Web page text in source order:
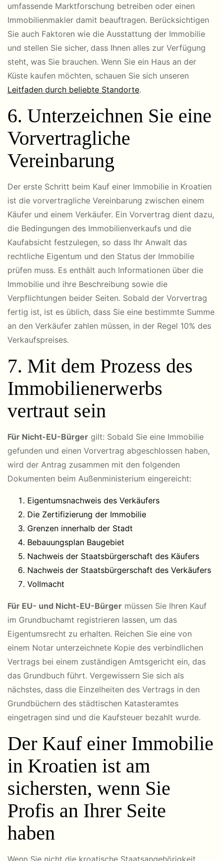
umfassende Marktforschung betreiben oder einen
Immobilienmakler damit beauftragen. Berücksichtigen
Sie auch Faktoren wie die Ausstattung der Immobilie
und stellen Sie sicher, dass Ihnen alles zur Verfügung
steht, was Sie brauchen. Wenn Sie ein Haus an der
Küste kaufen möchten, schauen Sie sich unseren
Leitfaden durch beliebte Standorte.
6. Unterzeichnen Sie eine
Vorvertragliche
Vereinbarung
Der erste Schritt beim Kauf einer Immobilie in Kroatien
ist die vorvertragliche Vereinbarung zwischen einem
Käufer und einem Verkäufer. Ein Vorvertrag dient dazu,
die Bedingungen des Immobilienverkaufs und die
Kaufabsicht festzulegen, so dass Ihr Anwalt das
rechtliche Eigentum und den Status der Immobilie
prüfen muss. Es enthält auch Informationen über die
Immobilie und ihre Beschreibung sowie die
Verpflichtungen beider Seiten. Sobald der Vorvertrag
fertig ist, ist es üblich, dass Sie eine bestimmte Summe
an den Verkäufer zahlen müssen, in der Regel 10% des
Verkaufspreises.
7. Mit dem Prozess des
Immobilienerwerbs
vertraut sein
Für Nicht-EU-Bürger gilt: Sobald Sie eine Immobilie
gefunden und einen Vorvertrag abgeschlossen haben,
wird der Antrag zusammen mit den folgenden
Dokumenten beim Außenministerium eingereicht:
Eigentumsnachweis des Verkäufers
Die Zertifizierung der Immobilie
Grenzen innerhalb der Stadt
Bebauungsplan Baugebiet
Nachweis der Staatsbürgerschaft des Käufers
Nachweis der Staatsbürgerschaft des Verkäufers
Vollmacht
Für EU- und Nicht-EU-Bürger müssen Sie Ihren Kauf
im Grundbuchamt registrieren lassen, um das
Eigentumsrecht zu erhalten. Reichen Sie eine von
einem Notar unterzeichnete Kopie des verbindlichen
Vertrags bei einem zuständigen Amtsgericht ein, das
das Grundbuch führt. Vergewissern Sie sich als
nächstes, dass die Einzelheiten des Vertrags in den
Grundbüchern des städtischen Katasteramtes
eingetragen sind und die Kaufsteuer bezahlt wurde.
Der Kauf einer Immobilie
in Kroatien ist am
sichersten, wenn Sie
Profis an Ihrer Seite
haben
Wenn Sie nicht die kroatische Staatsangehörigkeit